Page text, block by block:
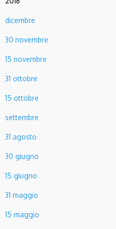
dicembre
30 novembre
15 novembre
31 ottobre
15 ottobre
settembre
31 agosto
30 giugno
15 giugno
31 maggio
15 maggio